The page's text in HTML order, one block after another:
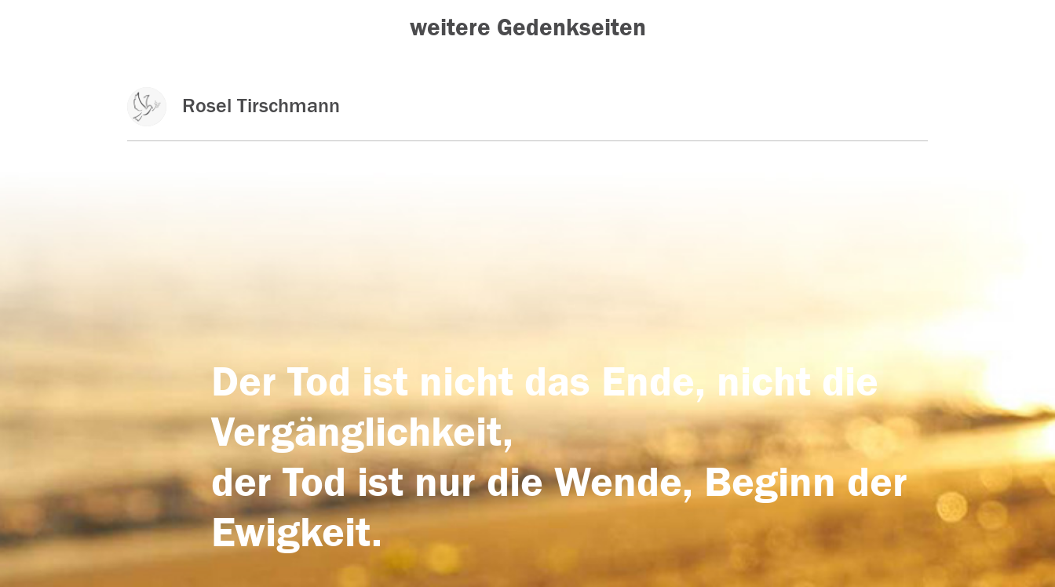
weitere Gedenkseiten
Rosel Tirschmann
Der Tod ist nicht das Ende, nicht die
Vergänglichkeit,
der Tod ist nur die Wende, Beginn der
Ewigkeit.